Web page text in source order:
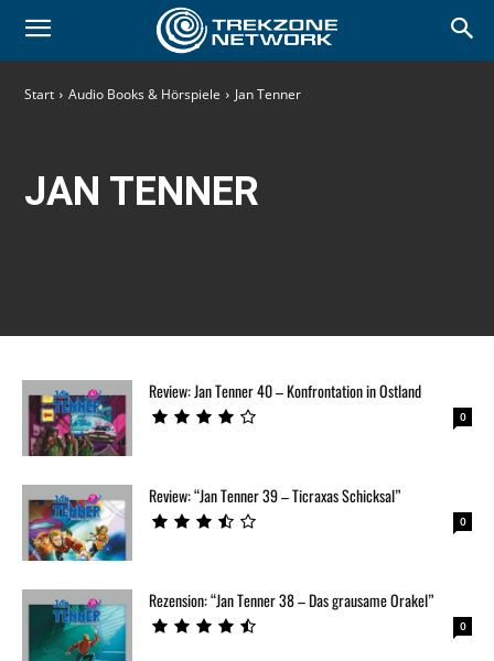
Start Audio Books & Hörspiele Jan Tenner
JAN TENNER
Review: Jan Tenner 40 – Konfrontation in Ostland
0
Review: “Jan Tenner 39 – Ticraxas Schicksal”
0
Rezension: “Jan Tenner 38 – Das grausame Orakel”
0